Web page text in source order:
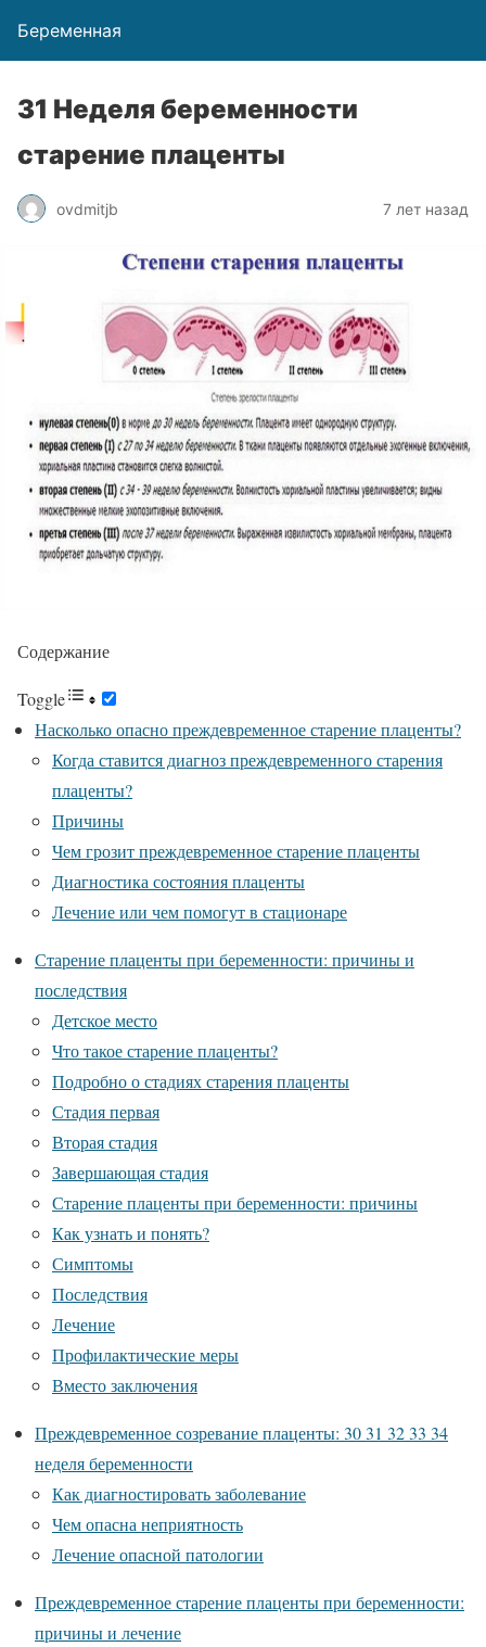
Беременная
31 Неделя беременности
старение плаценты
ovdmitjb 7 лет назад
Содержание
Toggle
Насколько опасно преждевременное старение плаценты?
Когда ставится диагноз преждевременного старения
плаценты?
Причины
Чем грозит преждевременное старение плаценты
Диагностика состояния плаценты
Лечение или чем помогут в стационаре
Старение плаценты при беременности: причины и
последствия
Детское место
Что такое старение плаценты?
Подробно о стадиях старения плаценты
Стадия первая
Вторая стадия
Завершающая стадия
Старение плаценты при беременности: причины
Как узнать и понять?
Симптомы
Последствия
Лечение
Профилактические меры
Вместо заключения
Преждевременное созревание плаценты: 30 31 32 33 34
неделя беременности
Как диагностировать заболевание
Чем опасна неприятность
Лечение опасной патологии
Преждевременное старение плаценты при беременности:
причины и лечение